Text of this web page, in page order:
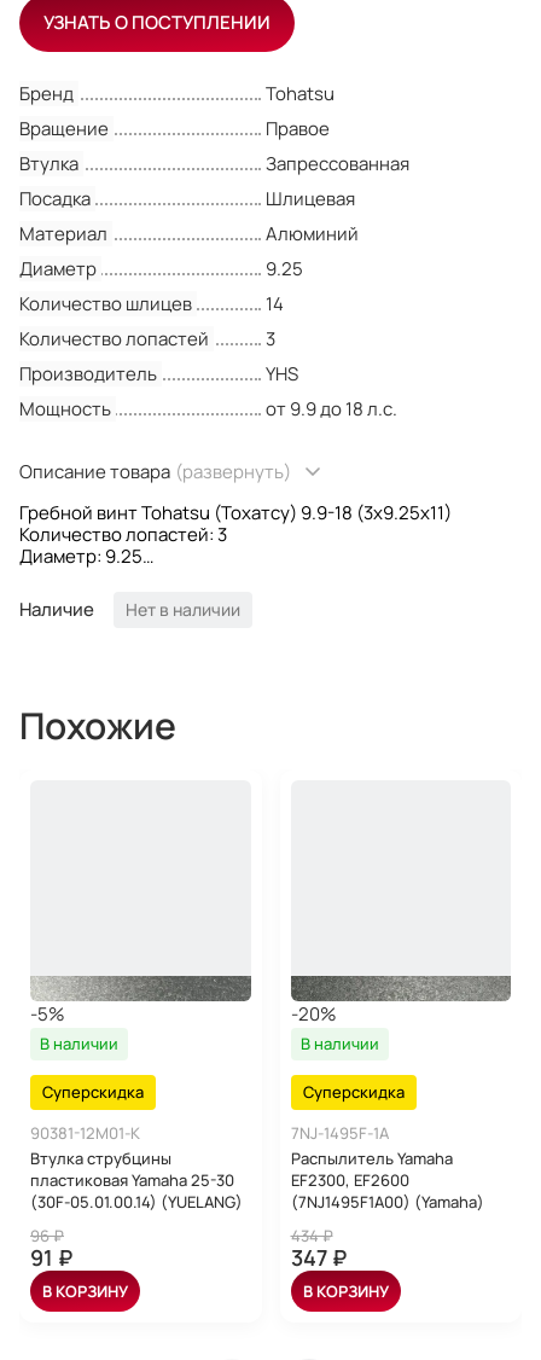
Бренд
Tohatsu
Вращение
Правое
Втулка
Запрессованная
Посадка
Шлицевая
Материал
Алюминий
Диаметр
9.25
Количество шлицев
14
Количество лопастей
3
Производитель
YHS
Мощность
от 9.9 до 18 л.с.
Описание товара (развернуть)
Гребной винт Tohatsu (Тохатсу) 9.9-18 (3x9.25x11)
Количество лопастей: 3
Диаметр: 9.25
Вращение: Правое
Втулка: Запрессованная
Наличие Нет в наличии
УЗНАТЬ О ПОСТУПЛЕНИИ
Похожие
-5%
В наличии
Суперскидка
90381-12M01-K
Втулка струбцины
пластиковая Yamaha 25-30
(30F-05.01.00.14) (YUELANG)
96 ₽
91 ₽
В КОРЗИНУ
-20%
В наличии
Суперскидка
7NJ-1495F-1A
Распылитель Yamaha
EF2300, EF2600
(7NJ1495F1A00) (Yamaha)
434 ₽
347 ₽
В КОРЗИНУ